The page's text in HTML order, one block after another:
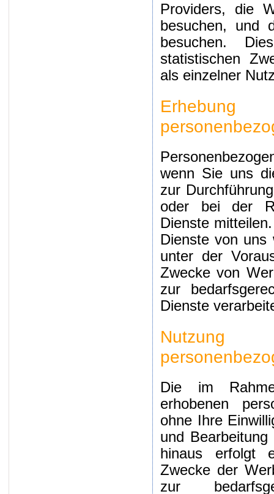
Providers, die
besuchen, und
besuchen.
statistischen
als einzelner
wenn Sie uns
zur
oder bei der
Dienste
Dienste von uns
unter der
Zwecke von
zur
Dienste
Die im
erhobenen
ohne Ihre
und
hinaus erfolgt
Zwecke der
zur